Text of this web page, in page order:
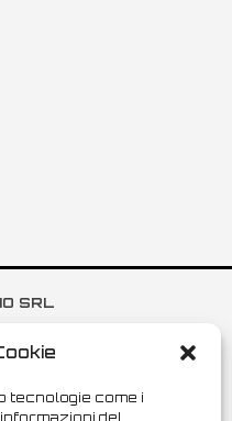
tecnologie come i
del
SRL